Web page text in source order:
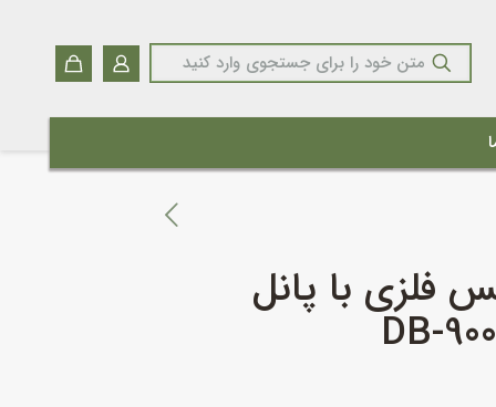
فلزی با پانل